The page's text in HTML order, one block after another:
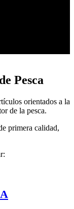
Pesca
orientados a la
de la pesca.
primera calidad,